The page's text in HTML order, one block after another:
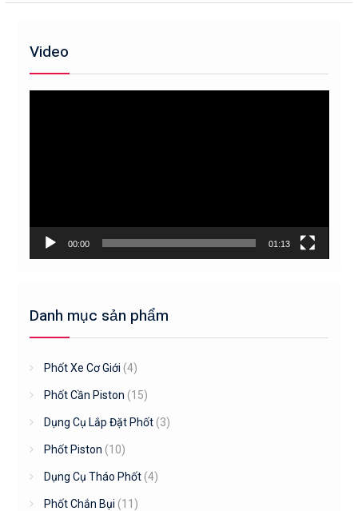
Video
00:00 01:13
Danh mục sản phẩm
Phốt Xe Cơ Giới (4)
Phốt Cần Piston (15)
Dụng Cụ Lắp Đặt Phốt (3)
Phốt Piston (10)
Dụng Cụ Tháo Phốt (4)
Phốt Chắn Bụi (11)